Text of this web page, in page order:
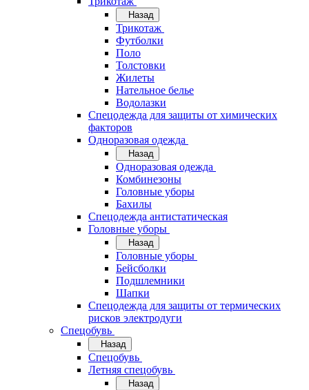
Назад
Трикотаж
Футболки
Поло
Толстовки
Жилеты
Нательное белье
Водолазки
Спецодежда для защиты от химических
факторов
Одноразовая одежда
Назад
Одноразовая одежда
Комбинезоны
Головные уборы
Бахилы
Спецодежда антистатическая
Головные уборы
Назад
Головные уборы
Бейсболки
Подшлемники
Шапки
Спецодежда для защиты от термических
рисков электродуги
Спецобувь
Назад
Спецобувь
Летняя спецобувь
Назад